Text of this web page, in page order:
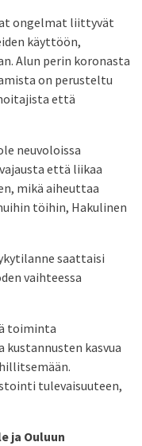
ongelmat liittyvät
käyttöön,
Alun perin koronasta
on perusteltu
että
neuvoloissa
että liikaa
mikä aiheuttaa
töihin, Hakulinen
saattaisi
vaihteessa
toiminta
kustannusten kasvua
tulevaisuuteen,
ja Ouluun